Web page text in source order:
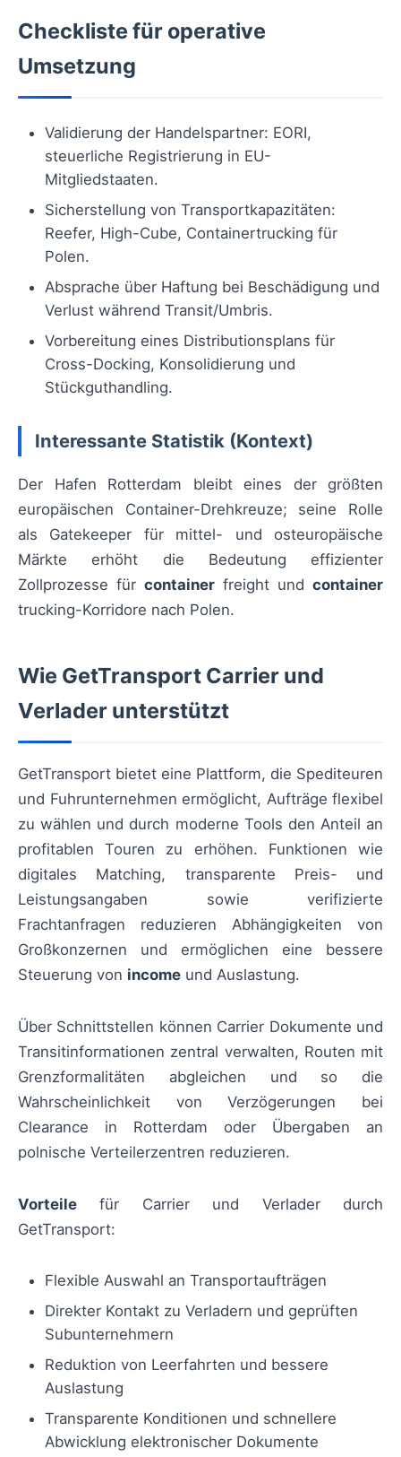
Checkliste für operative
Umsetzung
Validierung der Handelspartner: EORI,
steuerliche Registrierung in EU-
Mitgliedstaaten.
Sicherstellung von Transportkapazitäten:
Reefer, High-Cube, Containertrucking für
Polen.
Absprache über Haftung bei Beschädigung und
Verlust während Transit/Umbris.
Vorbereitung eines Distributionsplans für
Cross-Docking, Konsolidierung und
Stückguthandling.
Interessante Statistik (Kontext)
Der Hafen Rotterdam bleibt eines der größten
europäischen Container-Drehkreuze; seine Rolle
als Gatekeeper für mittel- und osteuropäische
Märkte erhöht die Bedeutung effizienter
Zollprozesse für container freight und container
trucking-Korridore nach Polen.
Wie GetTransport Carrier und
Verlader unterstützt
GetTransport bietet eine Plattform, die Spediteuren
und Fuhrunternehmen ermöglicht, Aufträge flexibel
zu wählen und durch moderne Tools den Anteil an
profitablen Touren zu erhöhen. Funktionen wie
digitales Matching, transparente Preis- und
Leistungsangaben sowie verifizierte
Frachtanfragen reduzieren Abhängigkeiten von
Großkonzernen und ermöglichen eine bessere
Steuerung von income und Auslastung.
Über Schnittstellen können Carrier Dokumente und
Transitinformationen zentral verwalten, Routen mit
Grenzformalitäten abgleichen und so die
Wahrscheinlichkeit von Verzögerungen bei
Clearance in Rotterdam oder Übergaben an
polnische Verteilerzentren reduzieren.
Vorteile für Carrier und Verlader durch
GetTransport:
Flexible Auswahl an Transportaufträgen
Direkter Kontakt zu Verladern und geprüften
Subunternehmern
Reduktion von Leerfahrten und bessere
Auslastung
Transparente Konditionen und schnellere
Abwicklung elektronischer Dokumente